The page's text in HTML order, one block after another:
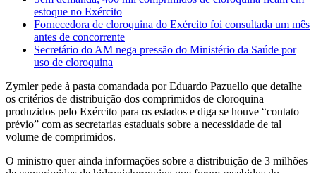
estoque no Exército
Fornecedora de cloroquina do Exército foi consultada um mês
antes de concorrente
Secretário do AM nega pressão do Ministério da Saúde por
uso de cloroquina
Zymler pede à pasta comandada por Eduardo Pazuello que detalhe
os critérios de distribuição dos comprimidos de cloroquina
produzidos pelo Exército para os estados e diga se houve “contato
prévio” com as secretarias estaduais sobre a necessidade de tal
volume de comprimidos.
O ministro quer ainda informações sobre a distribuição de 3 milhões